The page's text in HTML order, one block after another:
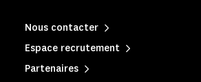
Nous contacter
Espace recrutement
Partenaires